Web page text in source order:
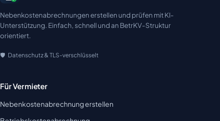
Nebenkostenabrechnungen erstellen und prüfen mit KI-
Unterstützung. Einfach, schnell und an BetrKV-Struktur
orientiert.
Datenschutz & TLS-verschlüsselt
Für Vermieter
Nebenkostenabrechnung erstellen